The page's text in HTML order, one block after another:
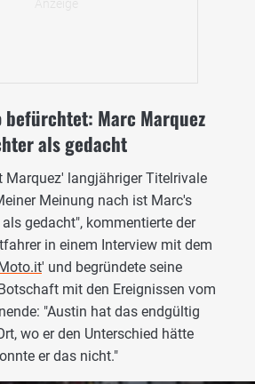
befürchtet: Marc Marquez
als gedacht
langjähriger Titelrivale
Meinung nach ist Marc's
gedacht", kommentierte der
in einem Interview mit dem
' und begründete seine
mit den Ereignissen vom
"Austin hat das endgültig
wo er den Unterschied hätte
er das nicht."